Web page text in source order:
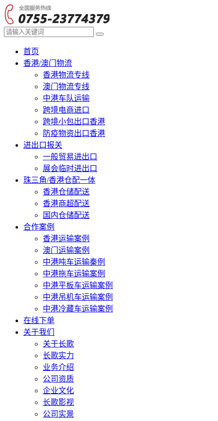
首页
香港/澳门物流
香港物流专线
澳门物流专线
中港车队运输
跨境电商进口
跨境小包出口香港
防疫物资出口香港
进出口报关
一般贸易进出口
展会临时进出口
珠三角/香港仓配一体
香港仓储配送
香港商超配送
国内仓储配送
合作案例
香港运输案例
澳门运输案例
中港吨车运输秦例
中港拖车运输案例
中港平板车运输案例
中港吊机车运输案例
中港冷藏车运输案例
在线下单
关于我们
关于长歌
长歌实力
业务介绍
公司资质
企业文化
长歌影视
公司实景